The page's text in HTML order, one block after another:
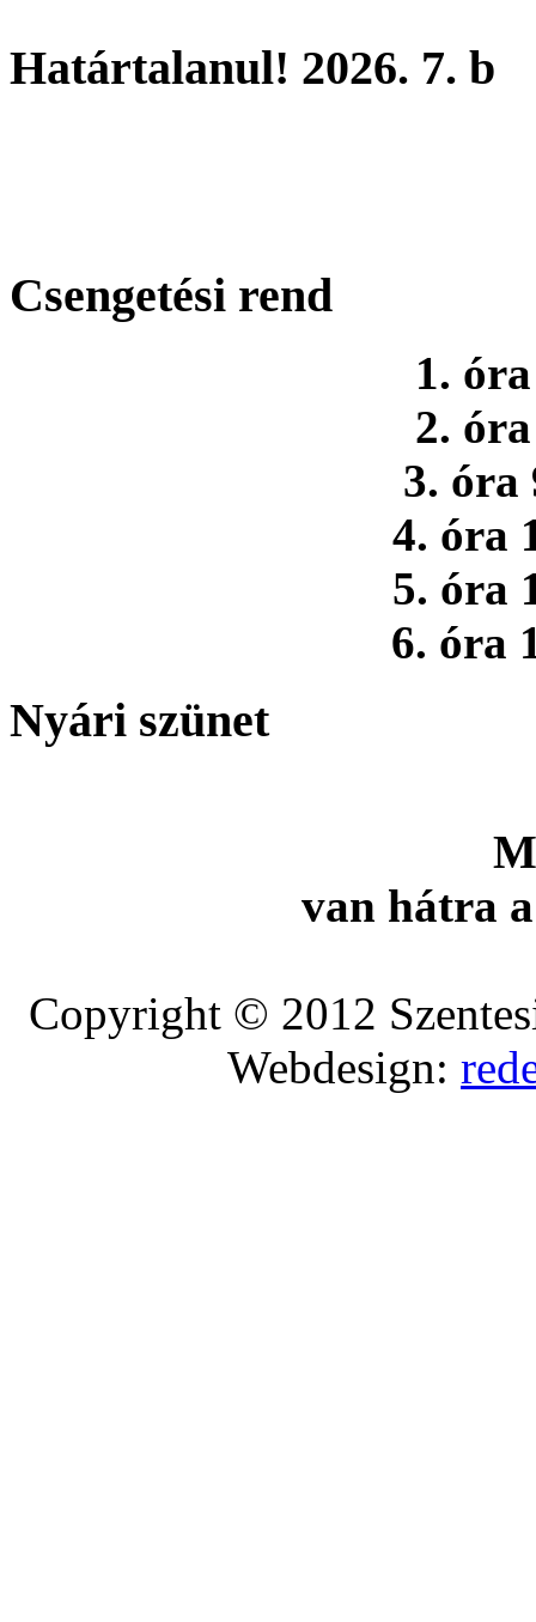
Határtalanul! 2026. 7. b
Csengetési rend
1.
2.
3. óra
4. óra
5. óra
6. óra
Nyári szünet
van hátra
Copyright © 2012
Webdesign: